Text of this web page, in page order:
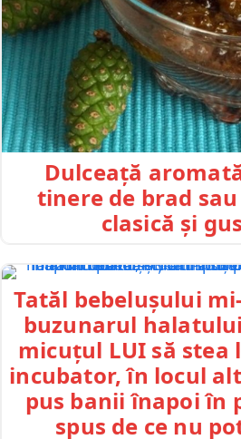
Dulceață
tinere de brad
clasică și
Tatăl bebelușului
buzunarul
micuțul LUI să stea
incubator, în locul
pus banii înapoi în
spus de ce nu